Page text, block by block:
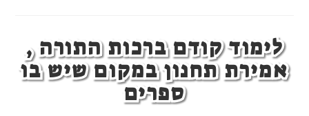
לימוד קודם ברכות התורה ,
אמירת תחנון במקום שיש בו
ספרים